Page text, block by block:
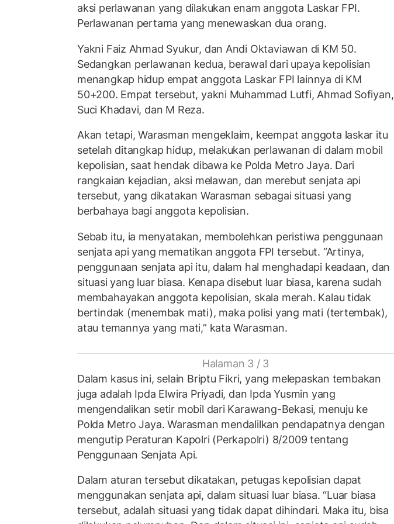
aksi perlawanan yang dilakukan enam anggota Laskar FPI.
Perlawanan pertama yang menewaskan dua orang.
Yakni Faiz Ahmad Syukur, dan Andi Oktaviawan di KM 50.
Sedangkan perlawanan kedua, berawal dari upaya kepolisian
menangkap hidup empat anggota Laskar FPI lainnya di KM
50+200. Empat tersebut, yakni Muhammad Lutfi, Ahmad Sofiyan,
Suci Khadavi, dan M Reza.
Akan tetapi, Warasman mengeklaim, keempat anggota laskar itu
setelah ditangkap hidup, melakukan perlawanan di dalam mobil
kepolisian, saat hendak dibawa ke Polda Metro Jaya. Dari
rangkaian kejadian, aksi melawan, dan merebut senjata api
tersebut, yang dikatakan Warasman sebagai situasi yang
berbahaya bagi anggota kepolisian.
Sebab itu, ia menyatakan, membolehkan peristiwa penggunaan
senjata api yang mematikan anggota FPI tersebut. “Artinya,
penggunaan senjata api itu, dalam hal menghadapi keadaan, dan
situasi yang luar biasa. Kenapa disebut luar biasa, karena sudah
membahayakan anggota kepolisian, skala merah. Kalau tidak
bertindak (menembak mati), maka polisi yang mati (tertembak),
atau temannya yang mati,” kata Warasman.
Halaman 3 / 3
Dalam kasus ini, selain Briptu Fikri, yang melepaskan tembakan
juga adalah Ipda Elwira Priyadi, dan Ipda Yusmin yang
mengendalikan setir mobil dari Karawang-Bekasi, menuju ke
Polda Metro Jaya. Warasman mendalilkan pendapatnya dengan
mengutip Peraturan Kapolri (Perkapolri) 8/2009 tentang
Penggunaan Senjata Api.
Dalam aturan tersebut dikatakan, petugas kepolisian dapat
menggunakan senjata api, dalam situasi luar biasa. “Luar biasa
tersebut, adalah situasi yang tidak dapat dihindari. Maka itu, bisa